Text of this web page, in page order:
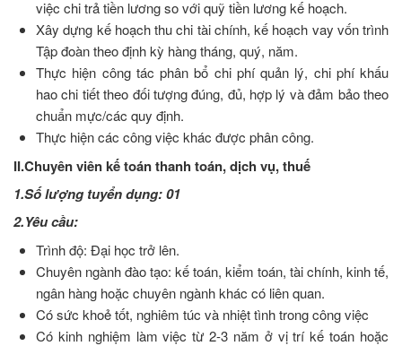
việc chi trả tiền lương so với quỹ tiền lương kế hoạch.
Xây dựng kế hoạch thu chi tài chính, kế hoạch vay vốn trình
Tập đoàn theo định kỳ hàng tháng, quý, năm.
Thực hiện công tác phân bổ chi phí quản lý, chi phí khấu
hao chi tiết theo đối tượng đúng, đủ, hợp lý và đảm bảo theo
chuẩn mực/các quy định.
Thực hiện các công việc khác được phân công.
II.Chuyên viên kế toán thanh toán, dịch vụ, thuế
1.Số lượng tuyển dụng: 01
2.Yêu cầu:
Trình độ: Đại học trở lên.
Chuyên ngành đào tạo: kế toán, kiểm toán, tài chính, kinh tế,
ngân hàng hoặc chuyên ngành khác có liên quan.
Có sức khoẻ tốt, nghiêm túc và nhiệt tình trong công việc
Có kinh nghiệm làm việc từ 2-3 năm ở vị trí kế toán hoặc